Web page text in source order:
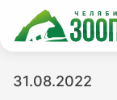
31.08.2022